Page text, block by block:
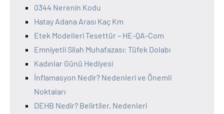
0344 Nerenin Kodu
Hatay Adana Arası Kaç Km
Etek Modelleri Tesettür – HE-QA-Com
Emniyetli Silah Muhafazası: Tüfek Dolabı
Kadınlar Günü Hediyesi
İnflamasyon Nedir? Nedenleri ve Önemli
Noktaları
DEHB Nedir? Belirtiler, Nedenleri